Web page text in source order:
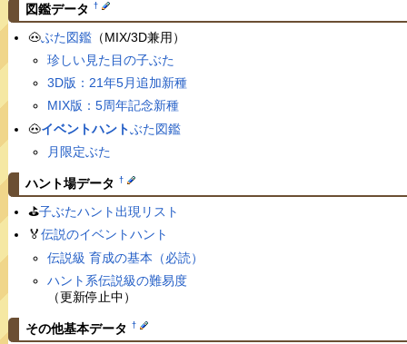
図鑑データ †
🐽ぶた図鑑（MIX/3D兼用）
珍しい見た目の子ぶた
3D版：21年5月追加新種
MIX版：5周年記念新種
🐽イベントハントぶた図鑑
月限定ぶた
ハント場データ †
⛳️子ぶたハント出現リスト
🏅伝説のイベントハント
伝説級 育成の基本（必読）
ハント系伝説級の難易度
（更新停止中）
その他基本データ †